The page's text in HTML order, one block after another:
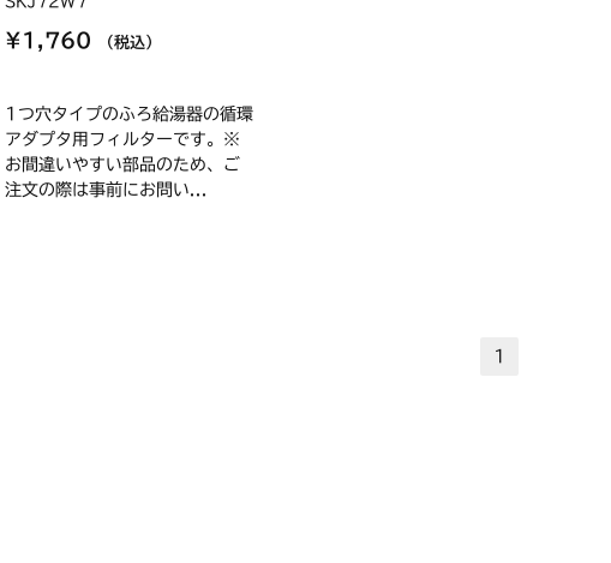
¥1,760 （税込）
1つ穴タイプのふろ給湯器の循環
アダプタ用フィルターです。※
お間違いやすい部品のため、ご
注文の際は事前にお問い...
1